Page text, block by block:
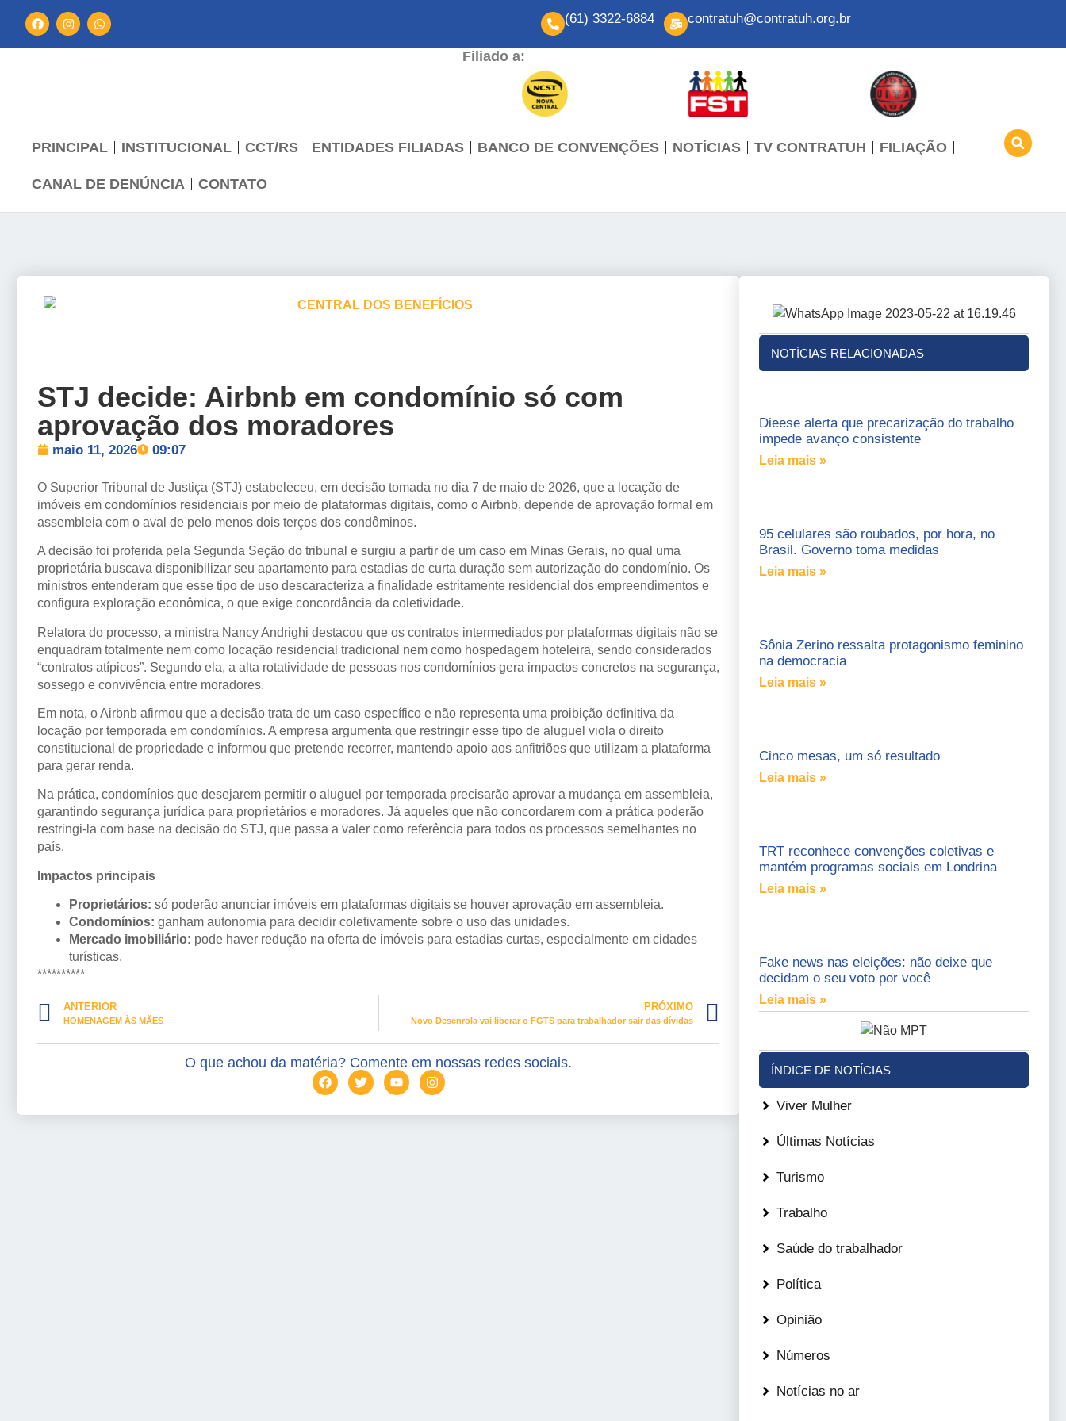
(61) 3322-6884 contratuh@contratuh.org.br
Filiado a:
PRINCIPAL INSTITUCIONAL CCT/RS ENTIDADES FILIADAS BANCO DE CONVENÇÕES NOTÍCIAS TV CONTRATUH FILIAÇÃO
CANAL DE DENÚNCIA CONTATO
STJ decide: Airbnb em condomínio só com
aprovação dos moradores
maio 11, 2026 09:07
O Superior Tribunal de Justiça (STJ) estabeleceu, em decisão tomada no dia 7 de maio de 2026, que a locação de
imóveis em condomínios residenciais por meio de plataformas digitais, como o Airbnb, depende de aprovação formal em
assembleia com o aval de pelo menos dois terços dos condôminos.
A decisão foi proferida pela Segunda Seção do tribunal e surgiu a partir de um caso em Minas Gerais, no qual uma
proprietária buscava disponibilizar seu apartamento para estadias de curta duração sem autorização do condomínio. Os
ministros entenderam que esse tipo de uso descaracteriza a finalidade estritamente residencial dos empreendimentos e
configura exploração econômica, o que exige concordância da coletividade.
Relatora do processo, a ministra Nancy Andrighi destacou que os contratos intermediados por plataformas digitais não se
enquadram totalmente nem como locação residencial tradicional nem como hospedagem hoteleira, sendo considerados
“contratos atípicos”. Segundo ela, a alta rotatividade de pessoas nos condomínios gera impactos concretos na segurança,
sossego e convivência entre moradores.
Em nota, o Airbnb afirmou que a decisão trata de um caso específico e não representa uma proibição definitiva da
locação por temporada em condomínios. A empresa argumenta que restringir esse tipo de aluguel viola o direito
constitucional de propriedade e informou que pretende recorrer, mantendo apoio aos anfitriões que utilizam a plataforma
para gerar renda.
Na prática, condomínios que desejarem permitir o aluguel por temporada precisarão aprovar a mudança em assembleia,
garantindo segurança jurídica para proprietários e moradores. Já aqueles que não concordarem com a prática poderão
restringi-la com base na decisão do STJ, que passa a valer como referência para todos os processos semelhantes no
país.
Impactos principais
Proprietários: só poderão anunciar imóveis em plataformas digitais se houver aprovação em assembleia.
Condomínios: ganham autonomia para decidir coletivamente sobre o uso das unidades.
Mercado imobiliário: pode haver redução na oferta de imóveis para estadias curtas, especialmente em cidades
turísticas.
**********
ANTERIOR
HOMENAGEM ÀS MÃES
PRÓXIMO
Novo Desenrola vai liberar o FGTS para trabalhador sair das dívidas
O que achou da matéria? Comente em nossas redes sociais.
NOTÍCIAS RELACIONADAS
Dieese alerta que precarização do trabalho
impede avanço consistente
Leia mais »
95 celulares são roubados, por hora, no
Brasil. Governo toma medidas
Leia mais »
Sônia Zerino ressalta protagonismo feminino
na democracia
Leia mais »
Cinco mesas, um só resultado
Leia mais »
TRT reconhece convenções coletivas e
mantém programas sociais em Londrina
Leia mais »
Fake news nas eleições: não deixe que
decidam o seu voto por você
Leia mais »
ÍNDICE DE NOTÍCIAS
Viver Mulher
Últimas Notícias
Turismo
Trabalho
Saúde do trabalhador
Política
Opinião
Números
Notícias no ar